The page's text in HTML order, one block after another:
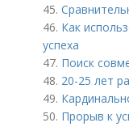
45.
46. Как
успеха
47. Поиск
48. 20-25 лет
49.
50. Прорыв к